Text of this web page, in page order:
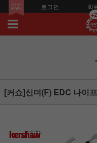
로그인 회
[커쇼]신더(F) EDC 나이